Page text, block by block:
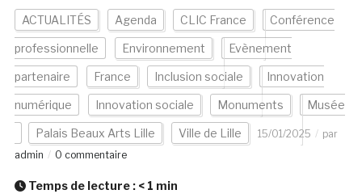
ACTUALITÉS Agenda CLIC France Conférence
professionnelle Environnement Evènement
partenaire France Inclusion sociale Innovation
numérique Innovation sociale Monuments Musée
Palais Beaux Arts Lille Ville de Lille 15/01/2025
par
admin
0 commentaire
Temps de lecture : < 1 min